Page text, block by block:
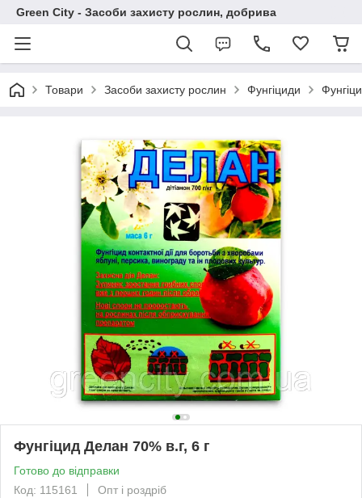
Green City - Засоби захисту рослин, добрива
Товари Засоби захисту рослин Фунгіциди
Фунгіцид Делан 70% в.г, 6 г
Готово до відправки
Код: 115161
Опт і роздріб